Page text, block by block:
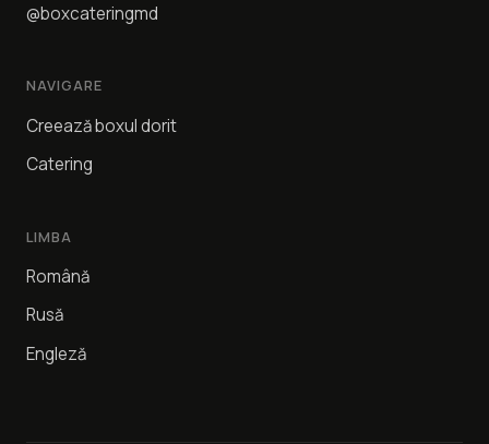
@boxcateringmd
NAVIGARE
Creează boxul dorit
Catering
LIMBA
Română
Rusă
Engleză